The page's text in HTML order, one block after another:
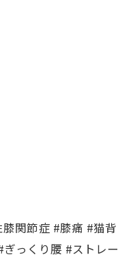
関節症 #膝痛 #猫
っくり腰 #スト